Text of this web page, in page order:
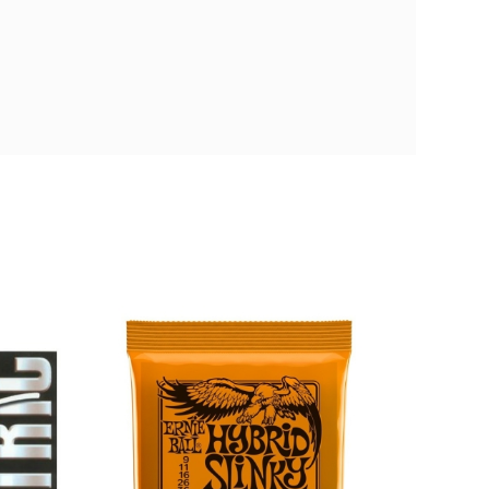
Super Light (3 Sets)